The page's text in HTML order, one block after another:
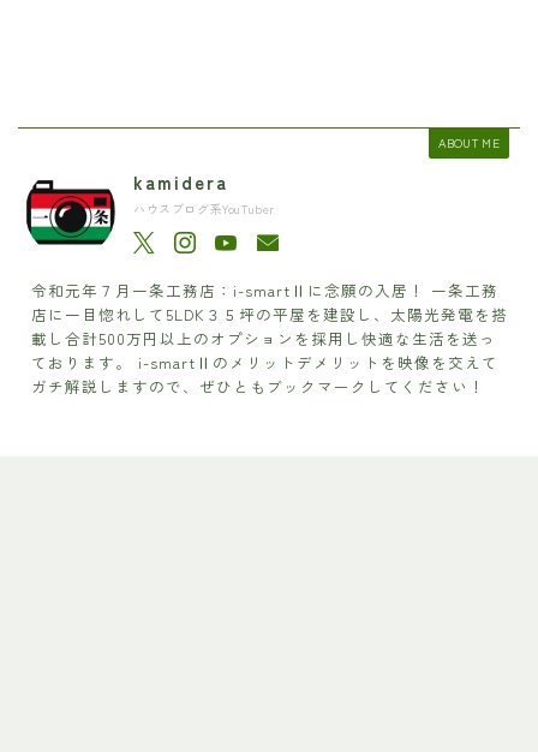
ABOUT ME
kamidera
ハウスブログ系YouTuber
令和元年７月一条工務店：i-smartⅡに念願の入居！ 一条工務
店に一目惚れして5LDK３５坪の平屋を建設し、太陽光発電を搭
載し合計500万円以上のオプションを採用し快適な生活を送っ
ております。 i-smartⅡのメリットデメリットを映像を交えて
ガチ解説しますので、ぜひともブックマークしてください！